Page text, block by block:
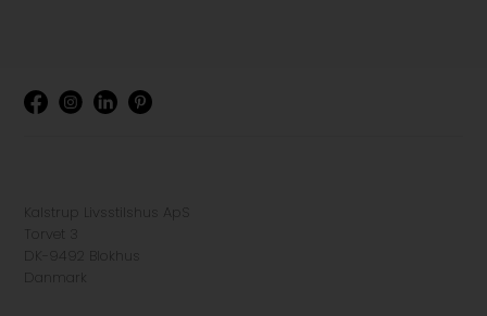
Kalstrup Livsstilshus ApS
Torvet 3
DK-9492 Blokhus
Danmark